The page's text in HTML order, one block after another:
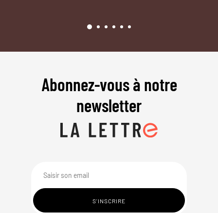
Abonnez-vous à notre
newsletter